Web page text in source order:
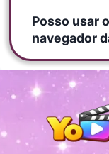
Posso usar
navegador